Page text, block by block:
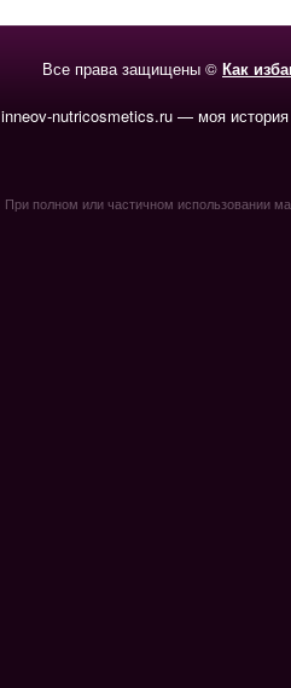
Все права защищены © Как
inneov-nutricosmetics.ru — моя
При полном или частичном использовании